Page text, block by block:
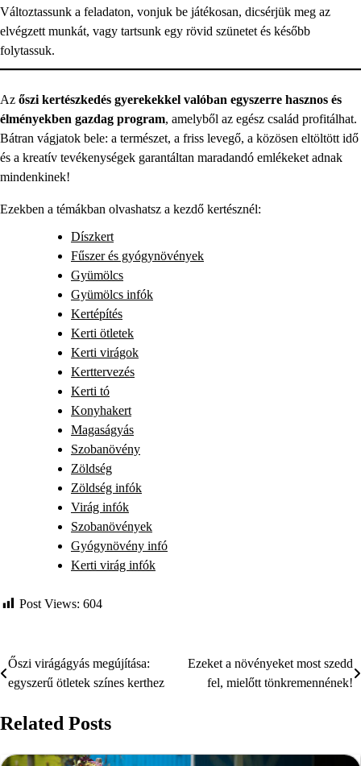
Változtassunk a feladaton, vonjuk be játékosan, dicsérjük meg az
elvégzett munkát, vagy tartsunk egy rövid szünetet és később
folytassuk.
Az őszi kertészkedés gyerekekkel valóban egyszerre hasznos és
élményekben gazdag program, amelyből az egész család profitálhat.
Bátran vágjatok bele: a természet, a friss levegő, a közösen eltöltött idő
és a kreatív tevékenységek garantáltan maradandó emlékeket adnak
mindenkinek!
Ezekben a témákban olvashatsz a kezdő kertésznél:
Díszkert
Fűszer és gyógynövények
Gyümölcs
Gyümölcs infók
Kertépítés
Kerti ötletek
Kerti virágok
Kerttervezés
Kerti tó
Konyhakert
Magaságyás
Szobanövény
Zöldség
Zöldség infók
Virág infók
Szobanövények
Gyógynövény infó
Kerti virág infók
Post Views: 604
Bejegyzés
navigáció
Őszi virágágyás megújítása:
egyszerű ötletek színes kerthez
Ezeket a növényeket most szedd
fel, mielőtt tönkremennének!
Related Posts